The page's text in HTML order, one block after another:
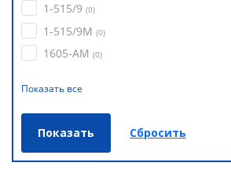
1-515/9 (0)
1-515/9М (0)
1605-АМ (0)
Показать все